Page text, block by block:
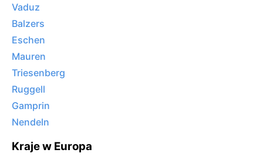
Vaduz
Balzers
Eschen
Mauren
Triesenberg
Ruggell
Gamprin
Nendeln
Kraje w Europa